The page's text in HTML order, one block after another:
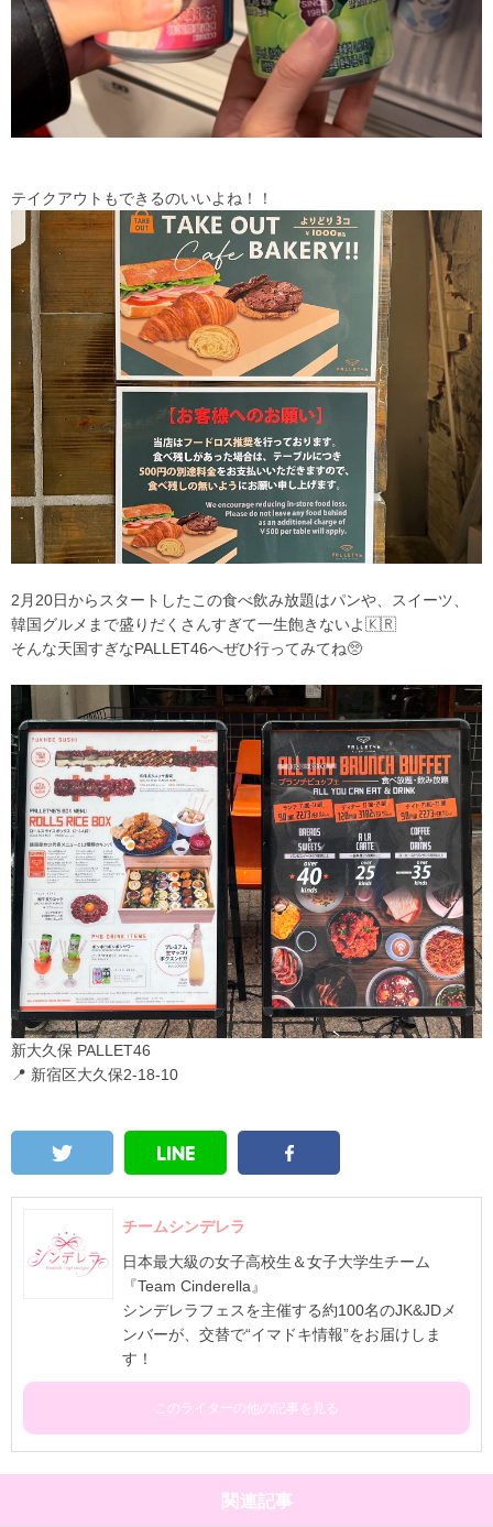
テイクアウトもできるのいいよね！！
2月20日からスタートしたこの食べ飲み放題はパンや、スイーツ、
韓国グルメまで盛りだくさんすぎて一生飽きないよ🇰🇷
そんな天国すぎなPALLET46へぜひ行ってみてね🥺
新大久保 PALLET46
📍 新宿区大久保2-18-10
チームシンデレラ
日本最大級の女子高校生＆女子大学生チーム
『Team Cinderella』
シンデレラフェスを主催する約100名のJK&JDメ
ンバーが、交替で“イマドキ情報”をお届けしま
す！
このライターの他の記事を見る
関連記事